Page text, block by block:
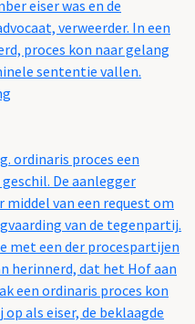
eiser was en de
verweerder. In een
proces kon naar gelang
sententie vallen.
ordinaris proces een
De aanlegger
middel van een request om
van de tegenpartij.
met een der procespartijen
herinnerd, dat het Hof aan
een ordinaris proces kon
als eiser, de beklaagde